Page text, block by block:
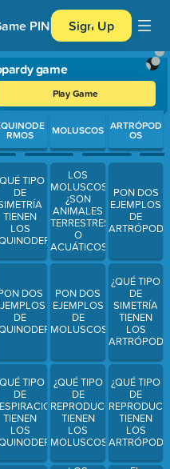
PIN Sign Up
game
Play Game
Press Enter or
RMOS
TIPO
DE
TIENEN
LOS
DOS
DE
TIPO
DE
TIENEN
LOS
MOLUSCOS
LOS
MOLUSCOS,
¿SON
ANIMALES
TERRESTRES
O
ACUÁTICOS?
PON DOS
EJEMPLOS
DE
MOLUSCOS
¿QUÉ TIPO
DE
REPRODUCCIÓN
TIENEN
LOS
MOLUSCOS?
ARTRÓPOD
OS
PON DOS
EJEMPLOS
DE
¿QUÉ TIPO
DE
SIMETRÍA
TIENEN
LOS
¿QUÉ TIPO
DE
TIENEN
LOS